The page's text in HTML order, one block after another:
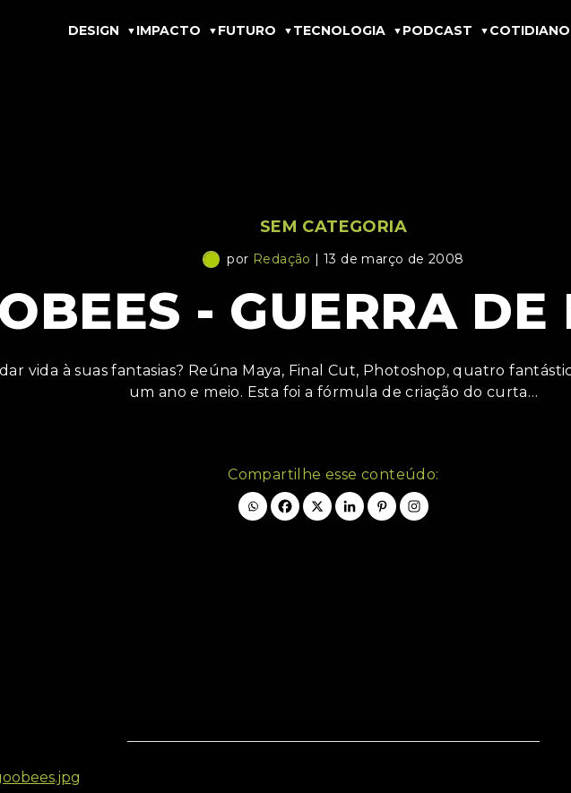
DESIGN IMPACTO FUTURO TECNOLOGIA PODCAST COTIDIANO
SEM CATEGORIA
por Redação | 13 de março de 2008
- GUERRA DE
vida à suas fantasias? Reúna Maya, Final Cut, Photoshop, quatro
um ano e meio. Esta foi a fórmula de criação do curta…
Compartilhe esse conteúdo: